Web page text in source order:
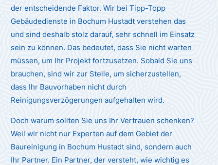
der entscheidende Faktor. Wir bei Tipp-Topp
Gebäudedienste in Bochum Hustadt verstehen das
und sind deshalb stolz darauf, sehr schnell im Einsatz
sein zu können. Das bedeutet, dass Sie nicht warten
müssen, um Ihr Projekt fortzusetzen. Sobald Sie uns
brauchen, sind wir zur Stelle, um sicherzustellen,
dass Ihr Bauvorhaben nicht durch
Reinigungsverzögerungen aufgehalten wird.
Doch warum sollten Sie uns Ihr Vertrauen schenken?
Weil wir nicht nur Experten auf dem Gebiet der
Baureinigung in Bochum Hustadt sind, sondern auch
Ihr Partner. Ein Partner, der versteht, wie wichtig es